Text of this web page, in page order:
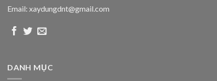
Email: xaydungdnt@gmail.com
DANH MỤC